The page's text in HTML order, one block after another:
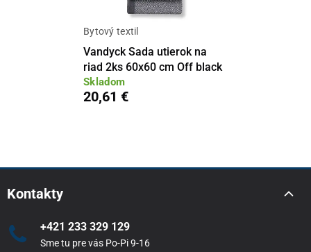
Bytový textil
Vandyck Sada utierok na
riad 2ks 60x60 cm Off black
Skladom
20,61 €
Kontakty
+421 233 329 129
Sme tu pre vás Po-Pi 9-16